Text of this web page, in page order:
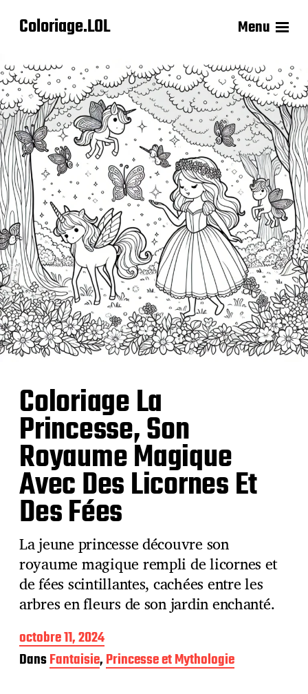
Coloriage.LOL Menu
Coloriage La
Princesse, Son
Royaume Magique
Avec Des Licornes Et
Des Fées
La jeune princesse découvre son
royaume magique rempli de licornes et
de fées scintillantes, cachées entre les
arbres en fleurs de son jardin enchanté.
D
a
t
octobre 11, 2024
DansFantaisie,Princesse et Mythologie